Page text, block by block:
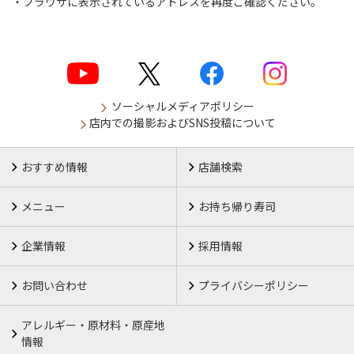
ソーシャルメディアポリシー
店内での撮影およびSNS投稿について
おすすめ情報 店舗検索
メニュー お持ち帰り寿司
企業情報 採用情報
お問い合わせ プライバシーポリシー
アレルギー・原材料・原産地
情報